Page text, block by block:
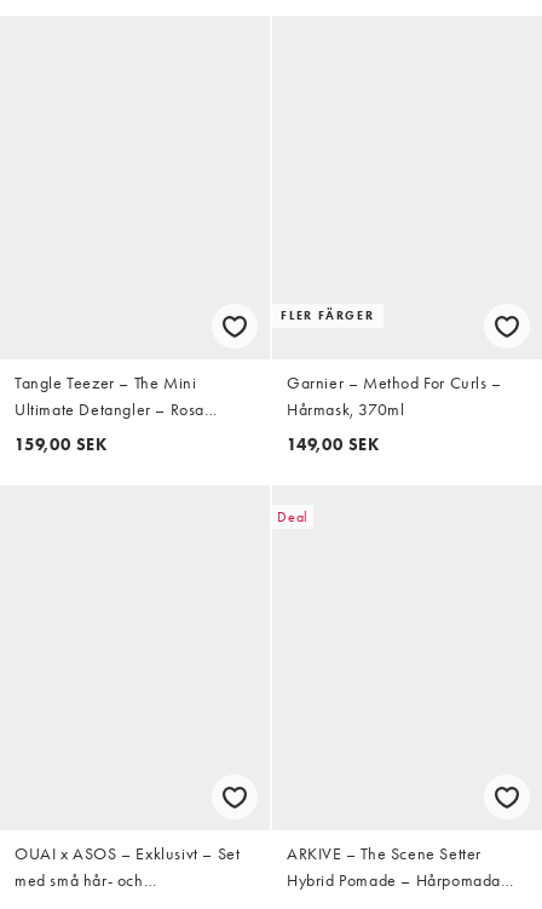
Tangle Teezer – The Mini
Ultimate Detangler – Rosa
hårborste
159,00 SEK
FLER FÄRGER
Garnier – Method For Curls –
Hårmask, 370ml
149,00 SEK
OUAI x ASOS – Exklusivt – Set
med små hår- och
Deal
ARKIVE – The Scene Setter
Hybrid Pomade – Hårpomada